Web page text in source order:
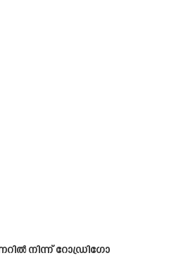
നിന്ന് റോഡ്രിഗോ